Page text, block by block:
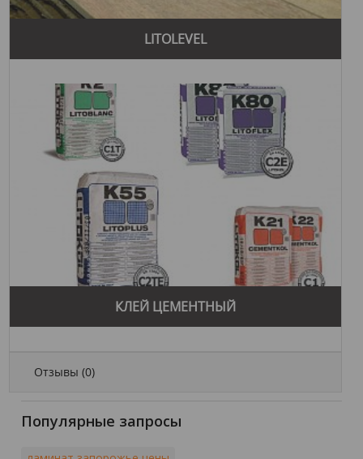
LITOLEVEL
КЛЕЙ ЦЕМЕНТНЫЙ
Отзывы (0)
Популярные запросы